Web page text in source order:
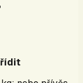
řídit